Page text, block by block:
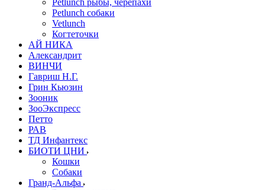
Petlunch рыбы, черепахи
Petlunch собаки
Vetlunch
Когтеточки
АЙ НИКА
Александрит
ВИНЧИ
Гавриш Н.Г.
Грин Кьюзин
Зооник
ЗооЭкспресс
Петто
РАВ
ТД Инфантекс
БИОТИ ЦНИ
Кошки
Собаки
Гранд-Альфа